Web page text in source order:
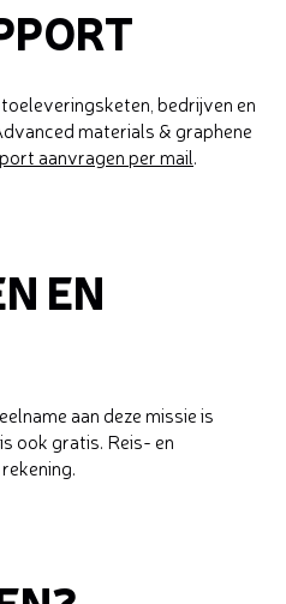
bedrijven en
materials & graphene
aanvragen per mail.
EN
aan deze missie is
ook gratis. Reis- en